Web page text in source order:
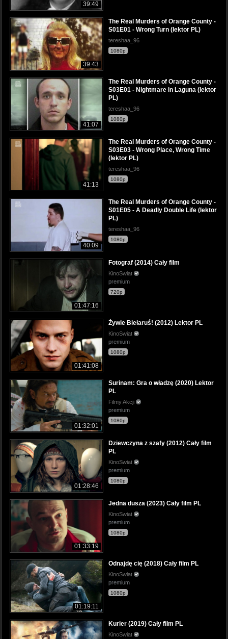
39:49
39:43
The Real Murders of Orange County -
S01E01 - Wrong Turn (lektor PL)
tereshaa_96
1080p
41:07
The Real Murders of Orange County -
S03E01 - Nightmare in Laguna (lektor
PL)
tereshaa_96
1080p
41:13
The Real Murders of Orange County -
S03E03 - Wrong Place, Wrong Time
(lektor PL)
tereshaa_96
1080p
40:09
The Real Murders of Orange County -
S01E05 - A Deadly Double Life (lektor
PL)
tereshaa_96
1080p
01:47:16
Fotograf (2014) Cały film
KinoSwiat
premium
720p
01:41:08
Żywie Biełaruś! (2012) Lektor PL
KinoSwiat
premium
1080p
01:32:01
Surinam: Gra o władzę (2020) Lektor
PL
Filmy Akcji
premium
1080p
01:28:46
Dziewczyna z szafy (2012) Cały film
PL
KinoSwiat
premium
1080p
01:33:19
Jedna dusza (2023) Cały film PL
KinoSwiat
premium
1080p
01:19:11
Odnajdę cię (2018) Cały film PL
KinoSwiat
premium
1080p
Kurier (2019) Cały film PL
KinoSwiat